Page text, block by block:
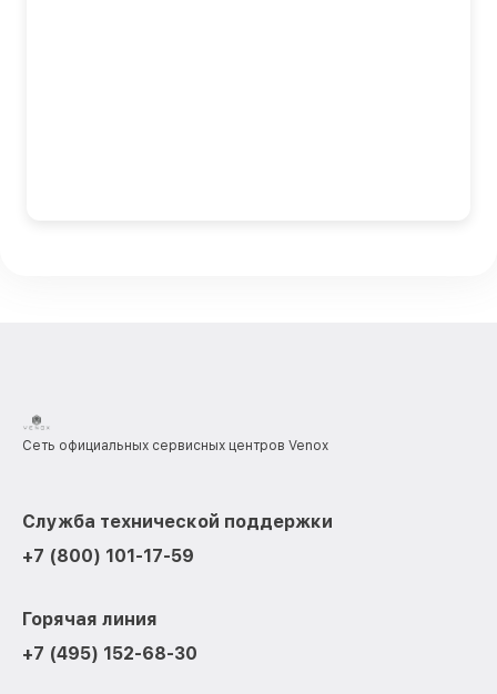
Сеть официальных сервисных центров Venox
Служба технической поддержки
+7 (800) 101-17-59
Горячая линия
+7 (495) 152-68-30